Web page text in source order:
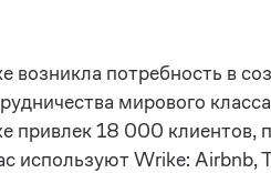
потребность в
мирового
привлек 18 000 клиентов,
используют Wrike: Airbnb,